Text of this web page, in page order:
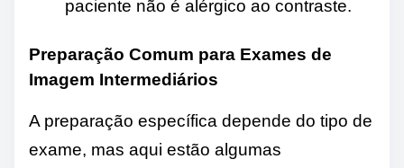
paciente não é alérgico ao contraste.
Preparação Comum para Exames de
Imagem Intermediários
A preparação específica depende do tipo de
exame, mas aqui estão algumas